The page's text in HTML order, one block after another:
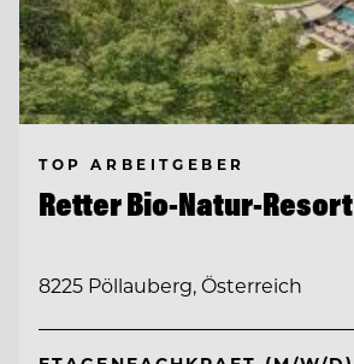
TOP ARBEITGEBER
Retter Bio-Natur-Resort
8225 Pöllauberg, Österreich